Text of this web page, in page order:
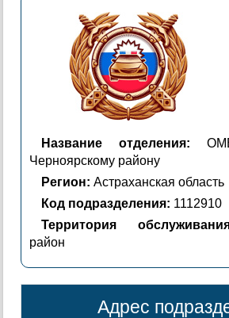
Название отделения:
Черноярскому району
Регион: Астраханская область
Код подразделения: 1112910
Территория
район
Адрес